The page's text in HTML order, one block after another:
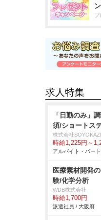
プ
求人特集
「日勤のみ」
須/ショートス
株式会社
時給1,225円～
アルバイト・パー
医療素材開発
験/化学分析
WDB株式会社
時給1,700円
派遣社員 / 大阪府